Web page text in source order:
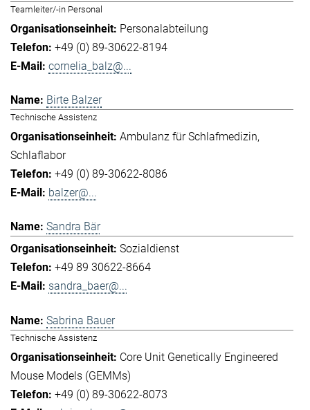
Teamleiter/-in Personal
Personalabteilung
+49 (0) 89-30622-8194
cornelia_balz@...
Birte Balzer
Technische Assistenz
Ambulanz für Schlafmedizin
Schlaflabor
+49 (0) 89-30622-8086
balzer@...
Sandra Bär
Sozialdienst
+49 89 30622-8664
sandra_baer@...
Sabrina Bauer
Technische Assistenz
Core Unit Genetically Engineered
Mouse Models (GEMMs)
+49 (0) 89-30622-8073